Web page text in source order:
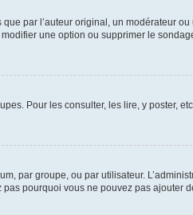
par l’auteur original, un modérateur
une option ou supprimer le
Pour les consulter, les lire, y poster,
par groupe, ou par utilisateur.
pourquoi vous ne pouvez pas ajouter